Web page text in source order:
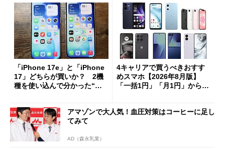
「iPhone 17e」と「iPhone
17」どちらが買いか？ 2機
種を使い込んで分かった“ス
4キャリアで買うべきおすす
めスマホ【2026年8月版】
「一括1円」「月1円」からお
アマゾンで大人気！血圧対策はコーヒーに足し
てみて
AD（森永乳業）